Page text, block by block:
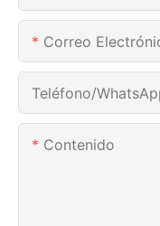
Correo
Teléfono/
Contenido